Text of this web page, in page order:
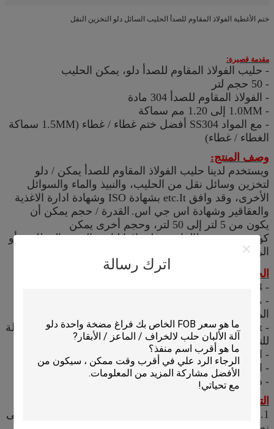
اترك رسالة
ختم الأغطية الفولاذ المقاوم للصدأ الحليب السائل دلو التخزين النقل
مقدمة قصيرة:
- حليب الفولاذ المقاوم للصدأ دلو، يمكن الحليب
- 50 حجم لتر
- الفولاذ المقاوم للصدأ 304 مادة
- 1.0MM إلى 1.20 مم سماكة
- مع المواد SS304 أفضل ختم غطاء / غطاء (1.5MM سماكة
الغطاء / غطاء)
وصف المنتج:
ويستخدم لدينا حليب الفولاذ المقاوم للصدأ يمكن / دلو
لتخزين وسائل نقل من الحليب، والنبيذ والماء والسوائل
الأخرى، وقد وافق etc.It بشهادة ISO وشهادة ادارة الاغذية
والعقاقير وشهادة اس جي اس. القدرة / حجم يمكن أن
يكون من 5 لتر إلى 50 لتر، وحجم أخرى يمكن
كوستوميريزيد طالما نقدم لعملائنا لنا مع الحجم المطلوب أو
الرسم.
الخصائص الرئيسية:
- SS304 الحليب دلو / يمكن،
المقاوم للصدأ.
- Bukect يمكن الجسم سمك: 1.20mm (يمكن أن تكون قابلة
للتخصيص)؛
- المواد الغذائية الصف، والصحة، وسهلة التنظيف.
- البولندية في الداخل والخارج، ومظهر جذاب.
- دائم وقوي لتخزين ونقل الألبان والسوائل الأخرى.
التطبيقات:
1. الفولاذ المقاوم للصدأ الحليب دلو / يمكن أن يستخدم على